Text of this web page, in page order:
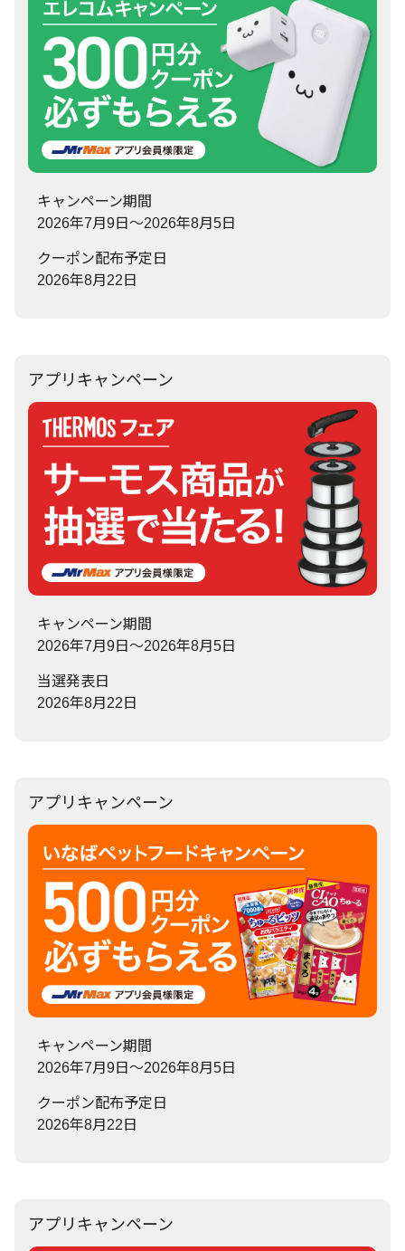
キャンペーン期間
2026年7月9日～2026年8月5日
クーポン配布予定日
2026年8月22日
アプリキャンペーン
キャンペーン期間
2026年7月9日～2026年8月5日
当選発表日
2026年8月22日
アプリキャンペーン
キャンペーン期間
2026年7月9日～2026年8月5日
クーポン配布予定日
2026年8月22日
アプリキャンペーン